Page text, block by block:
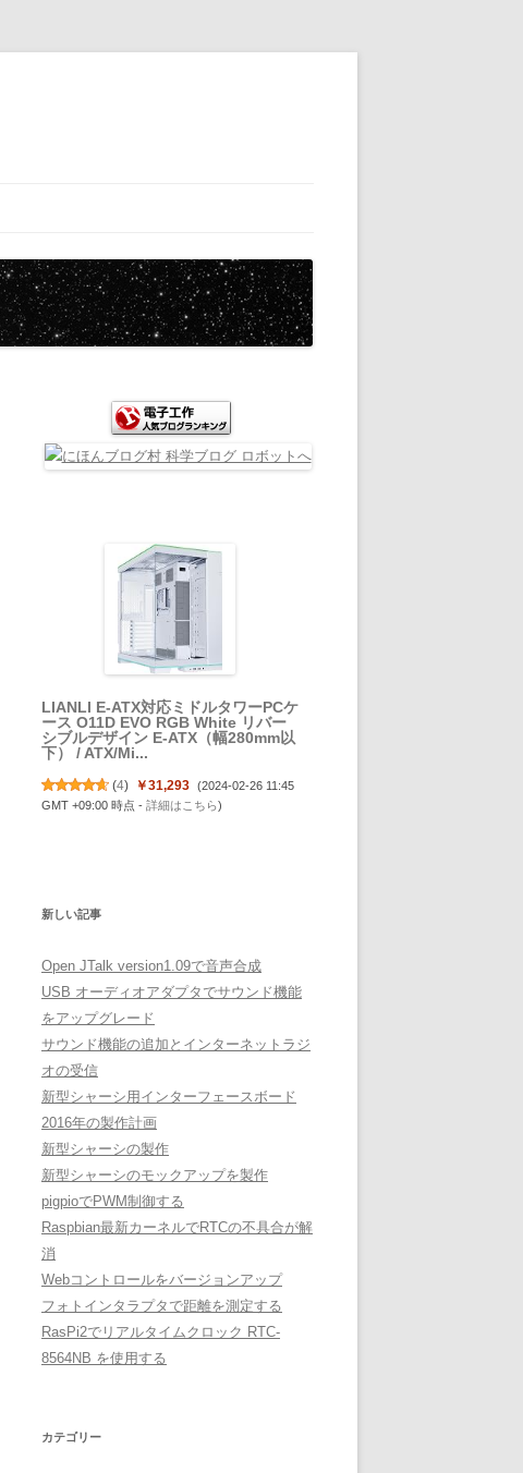
LIANLI E-ATX対応ミドルタワーPCケ
ース O11D EVO RGB White リバー
シブルデザイン E-ATX（幅280mm以
下） / ATX/Mi...
(4) ￥31,293 (2024-02-26 11:45
GMT +09:00 時点 - 詳細はこちら)
新しい記事
Open JTalk version1.09で音声合成
USB オーディオアダプタでサウンド機能
をアップグレード
サウンド機能の追加とインターネットラジ
オの受信
新型シャーシ用インターフェースボード
2016年の製作計画
新型シャーシの製作
新型シャーシのモックアップを製作
pigpioでPWM制御する
Raspbian最新カーネルでRTCの不具合が解
消
Webコントロールをバージョンアップ
フォトインタラプタで距離を測定する
RasPi2でリアルタイムクロック RTC-
8564NB を使用する
カテゴリー